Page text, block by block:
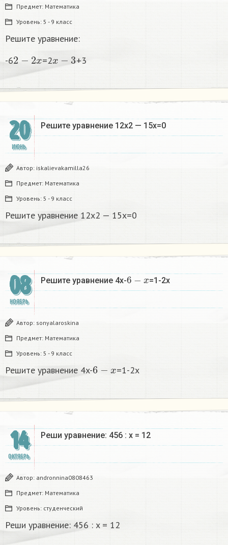
Предмет: Математика
Уровень: 5 - 9 класс
Решите уравнение:
-6
2 x
=2 +3
20
ИЮНЬ
Решите уравнение 12х2 — 15x=0​
Автор: iskalievakamilla26
Предмет: Математика
Уровень: 5 - 9 класс
Решите уравнение 12х2 — 15x=0​
08
НОЯБРЬ
Решите уравнение 4x-
6−x
=1-2x
Автор: sonyalaroskina
Предмет: Математика
Уровень: 5 - 9 класс
Решите уравнение 4x-
6
=1-2x
14
ОКТЯБРЬ
Реши уравнение: 456 : x = 12​
Автор: andronnina0808463
Предмет: Математика
Уровень: студенческий
Реши уравнение: 456 : x = 12​